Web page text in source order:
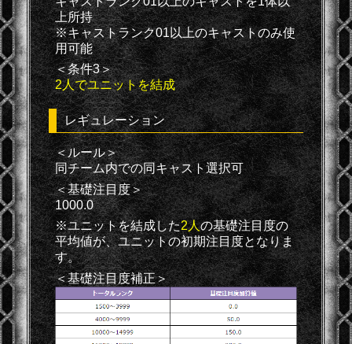
上所持
※キャストランク01以上のキャストのみ使
用可能
＜条件3＞
2人でユニットを結成
レギュレーション
＜ルール＞
同チーム内での同キャスト選択可
＜基礎注目度＞
1000.0
※ユニットを結成した2人の基礎注目度の
平均値が、ユニットの初期注目度となりま
す。
＜基礎注目度補正＞